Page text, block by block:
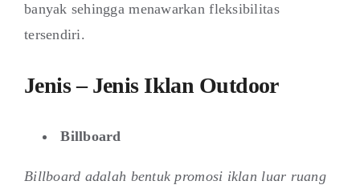
banyak sehingga menawarkan fleksibilitas
tersendiri.
Jenis – Jenis Iklan Outdoor
Billboard
Billboard adalah bentuk promosi iklan luar ruang